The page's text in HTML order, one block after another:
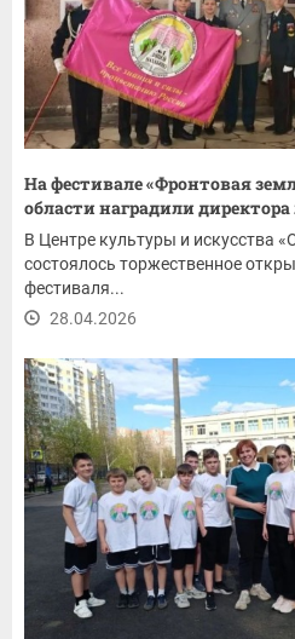
На фестивале «Фронтовая
области наградили
В Центре культуры и искусства
состоялось торжественное
фестиваля...
28.04.2026